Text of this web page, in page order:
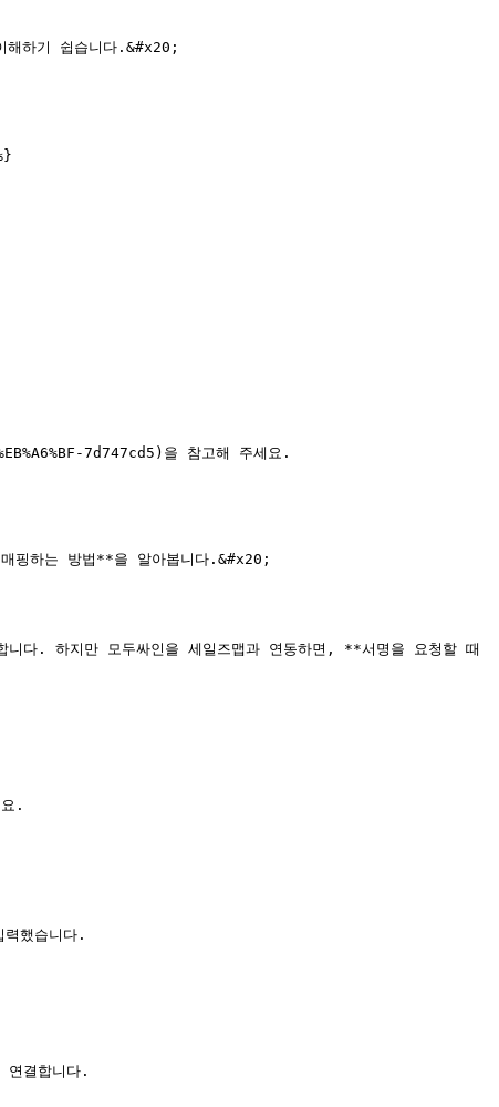
하기 쉽습니다.&#x20;
7d747cd5)을 참고해 주세요.
핑하는 방법**을 알아봅니다.&#x20;
다. 하지만 모두싸인을 세일즈맵과 연동하면, **서명을 요청할 때
.
했습니다.
결합니다.